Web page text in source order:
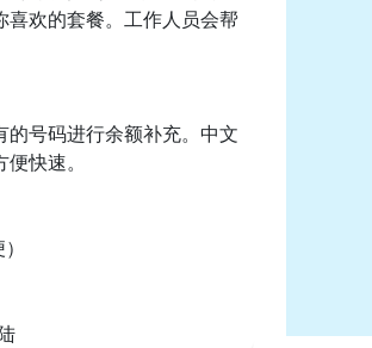
喜欢的套餐。工作人员会帮
的号码进行余额补充。中文
快速。